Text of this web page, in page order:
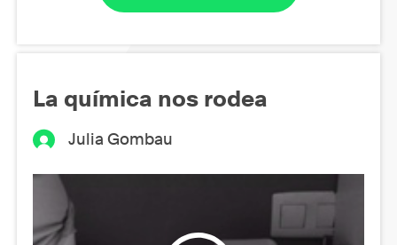
La química nos rodea
Julia Gombau